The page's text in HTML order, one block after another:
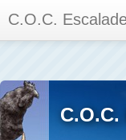
C.O.C.
Calendrier des
Les membres